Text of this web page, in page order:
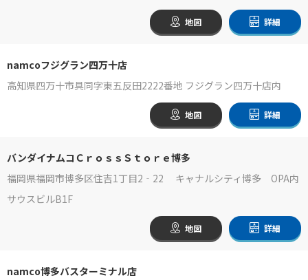
地図 詳細
namcoフジグラン四万十店
高知県四万十市具同字東五反田2222番地 フジグラン四万十店内
地図 詳細
バンダイナムコＣｒｏｓｓＳｔｏｒｅ博多
福岡県福岡市博多区住吉1丁目2‐22 キャナルシティ博多 OPA内
サウスビルB1F
地図 詳細
namco博多バスターミナル店